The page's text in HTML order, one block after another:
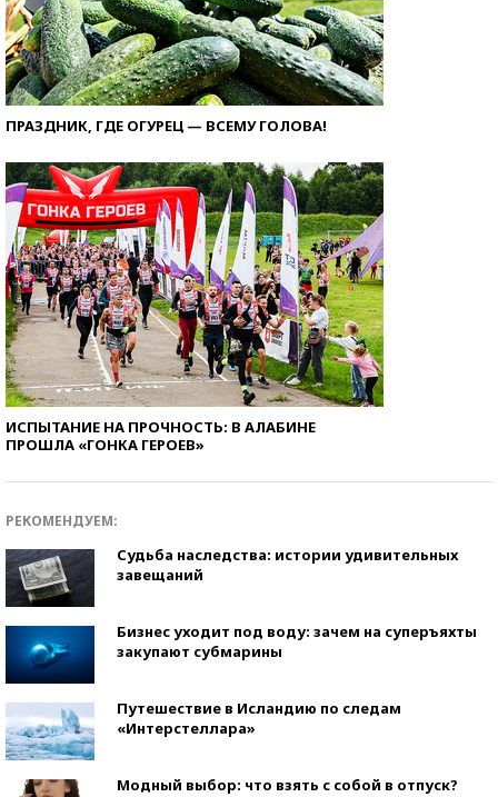
ПРАЗДНИК, ГДЕ ОГУРЕЦ — ВСЕМУ ГОЛОВА!
ИСПЫТАНИЕ НА ПРОЧНОСТЬ: В АЛАБИНЕ
ПРОШЛА «ГОНКА ГЕРОЕВ»
РЕКОМЕНДУЕМ:
Судьба наследства: истории удивительных
завещаний
Бизнес уходит под воду: зачем на суперъяхты
закупают субмарины
Путешествие в Исландию по следам
«Интерстеллара»
Модный выбор: что взять с собой в отпуск?